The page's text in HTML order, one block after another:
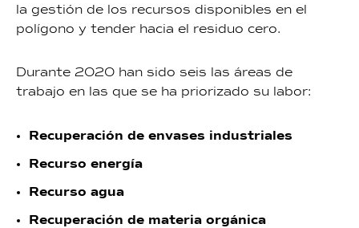
la gestión de los recursos disponibles en el
polígono y tender hacia el residuo cero.
Durante 2020 han sido seis las áreas de
trabajo en las que se ha priorizado su labor:
Recuperación de envases industriales
Recurso energía
Recurso agua
Recuperación de materia orgánica